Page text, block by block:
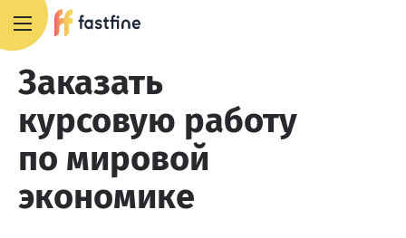
Заказать
курсовую работу
по мировой
экономике